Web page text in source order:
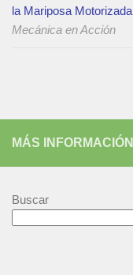
la Mariposa Motorizada
Mecánica en Acción
MÁS INFORMACIÓN
Buscar